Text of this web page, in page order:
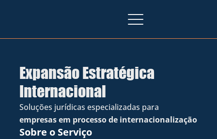
Expansão Estratégica
Internacional
empresas em processo de internacionalização
Sobre o Serviço